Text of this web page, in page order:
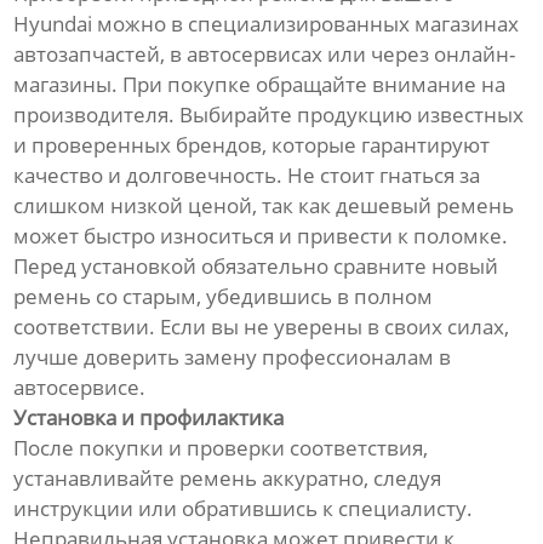
Hyundai можно в специализированных магазинах
автозапчастей, в автосервисах или через онлайн-
магазины. При покупке обращайте внимание на
производителя. Выбирайте продукцию известных
и проверенных брендов, которые гарантируют
качество и долговечность. Не стоит гнаться за
слишком низкой ценой, так как дешевый ремень
может быстро износиться и привести к поломке.
Перед установкой обязательно сравните новый
ремень со старым, убедившись в полном
соответствии. Если вы не уверены в своих силах,
лучше доверить замену профессионалам в
автосервисе.
Установка и профилактика
После покупки и проверки соответствия,
устанавливайте ремень аккуратно, следуя
инструкции или обратившись к специалисту.